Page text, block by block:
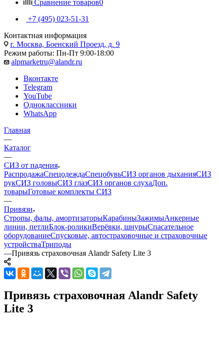
Сравнение товаров0
+7 (495) 023-51-31
Контактная информация
г. Москва, Боенский Проезд, д. 9
Режим работы: Пн-Пт 9:00-18:00
alpmarketru@alandr.ru
Вконтакте
Telegram
YouTube
Одноклассники
WhatsApp
Главная
—
Каталог
—
СИЗ от падения
РаспродажаСпецодеждаСпецобувьСИЗ органов дыханияСИЗ
рукСИЗ головыСИЗ глазСИЗ органов слухаДоп.
товарыГотовые комплекты СИЗ
—
Привязи
Стропы, фалы, амортизаторыКарабиныЗажимыАнкерные
линии, петлиБлок-роликиВерёвки, шнурыСпасательное
оборудованиеСпусковые, автостраховочные и страховочные
устройстваТриподы
—Привязь страховочная Alandr Safety Lite 3
Привязь страховочная Alandr Safety
Lite 3